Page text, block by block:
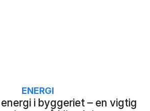
i byggeriet – en vigtig
ENERGI